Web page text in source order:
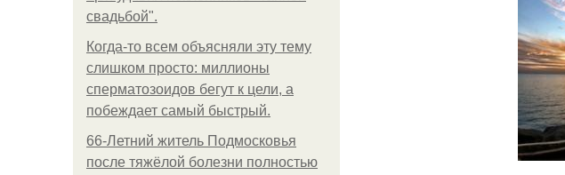
свадьбой".
Когда-то всем объясняли эту тему
слишком просто: миллионы
сперматозоидов бегут к цели, а
побеждает самый быстрый.
66-Летний житель Подмосковья
после тяжёлой болезни полностью